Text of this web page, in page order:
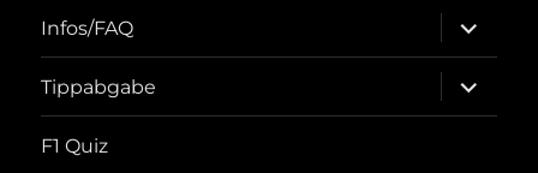
Infos/FAQ
öffnen
Tippabgabe
öffnen
F1 Quiz